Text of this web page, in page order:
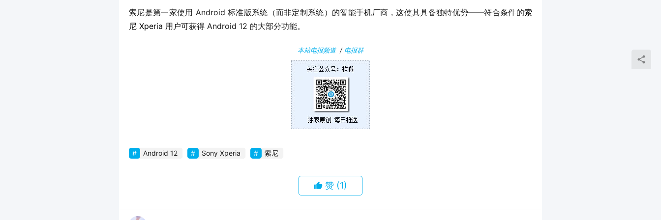
索尼是第一家使用 Android 标准版系统（而非定制系统）的智能手机厂商，这使其具备独特优势——符合条件的索
尼 Xperia 用户可获得 Android 12 的大部分功能。
本站电报频道/ 电报群
Android 12 Sony Xperia 索尼
赞 (1)